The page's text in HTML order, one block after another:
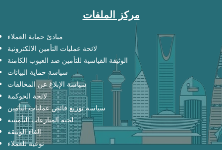
مركز الملفات
مبادئ حماية العملاء
لائحة عمليات التأمين الالكترونية
الوثيقة القياسية للتأمين ضد العيوب الكامنة
سياسة حماية البيانات
سياسة الإبلاغ عن المخالفات
لائحة الحوكمة
سياسة توزيع فائض عمليات التأمين
لجنة المنازعات التأمينية
إلغاء الوثيقة
توعية للعملاء